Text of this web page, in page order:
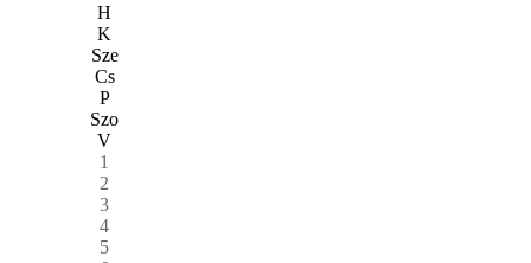
H
K
Sze
Cs
P
Szo
V
1
2
3
4
5